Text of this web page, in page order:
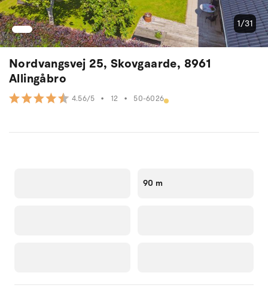
Nordvangsvej 25, Skovgaarde, 8961
Allingåbro
4.56/5 • 12 • 50-6026
1/31
90 m